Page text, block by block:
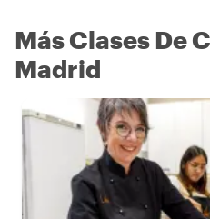
Más Clases De
Madrid